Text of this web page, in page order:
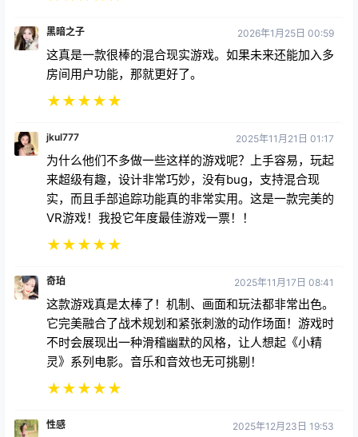
房间用户功能，那就更好了。
★★★ ★★
jkul777
来超级有趣，设计非常巧妙，没有bug，支持混合现
实，而且手部追踪功能真的非常实用。这是一款完美的
VR游戏！我投它年度最佳游戏一票！！
★★★★★
奇珀
它完美融合了战术规划和紧张刺激的动作场面！游戏时
不时会展现出一种滑稽幽默的风格，让人想起《小精
灵》系列电影。音乐和音效也无可挑剔！
★★★★★
性感
确的，它简直太棒了！我希望这款游戏能增加更多功